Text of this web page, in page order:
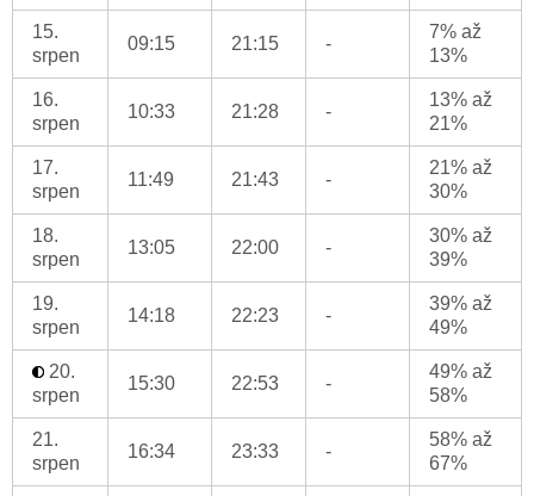
15.
srpen
09:15 21:15 -
7% až
13%
16.
srpen
10:33 21:28 -
13% až
21%
17.
srpen
11:49 21:43 -
21% až
30%
18.
srpen
13:05 22:00 -
30% až
39%
19.
srpen
14:18 22:23 -
39% až
49%
20.
srpen
15:30 22:53 -
49% až
58%
21.
srpen
16:34 23:33 -
58% až
67%